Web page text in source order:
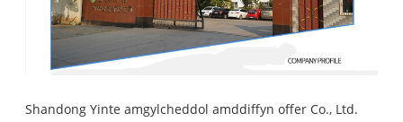
Shandong Yinte amgylcheddol amddiffyn offer Co., Ltd.